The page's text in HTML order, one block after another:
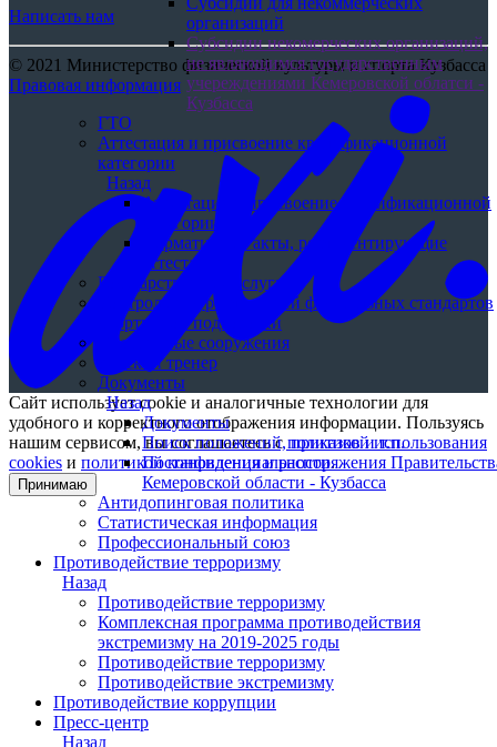
организаций
Субсидии некомерческих организаций,
не являющимся государственным
учереждениями Кемеровской облатси -
Кузбасса
ГТО
Аттестация и присвоение квалификационной
категории
Назад
Аттестация и присвоение квалификационной
категории
Нормативные акты, регламентирующие
аттестацию
Государственные услуги
Контроль над реализацией федеральных стандартов
спортивной подготовки
Спортивные сооружения
Земский тренер
Документы
Назад
Документы
Поиск положений, приказов и т.п.
Постановления и распоряжения
Кемеровской области - Кузбасса
Антидопинговая политика
Статистическая информация
Профессиональный союз
Противодействие терроризму
Назад
Противодействие терроризму
Комплексная программа противодействия
экстремизму на 2019-2025 годы
Противодействие терроризму
Противодействие экстремизму
Противодействие коррупции
Пресс-центр
Назад
Написать нам
© 2021 Министерство физической культуры и спорта Кузбасса
Правовая информация
Сайт использует cookie и аналогичные технологии для
удобного и корректного отображения информации. Пользуясь
нашим сервисом, вы соглашаетесь сполитикой использования
cookies и политикой конфиденциальности.
Принимаю